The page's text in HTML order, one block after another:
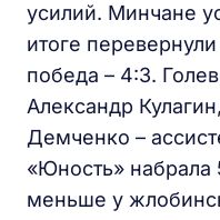
усилий. Минчане
итоге
победа – 4:3.
Александр
Демченко –
«Юность» набрала
меньше у